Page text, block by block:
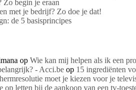
Zo begin je eraan
met je bedrijf? Zo doe je dat!
de 5 basisprincipes
op Wie kan mij helpen als ik een
- Acci.be op 15 ingrediënten
moet je kiezen voor je
op letten bij de aankoop van een tv-